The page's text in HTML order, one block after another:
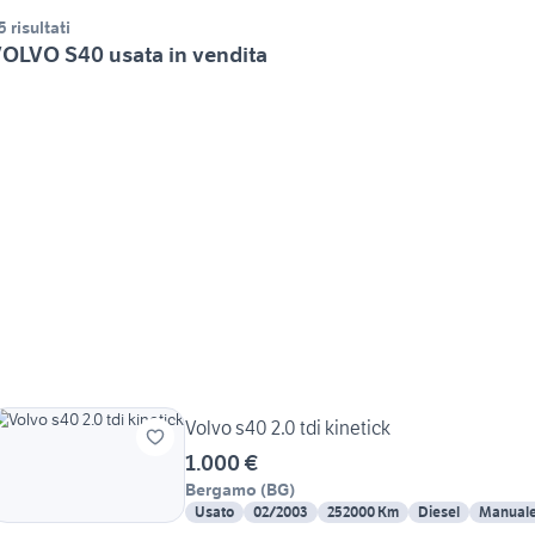
risultati
S40 usata in vendita
Volvo s40 2.0 tdi kinetick
1.000 €
Bergamo (BG)
Usato 02/2003 252000 Km Diesel